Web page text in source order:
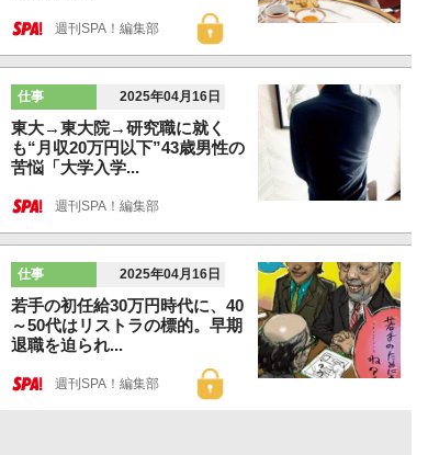
週刊SPA！編集部
仕事 2025年04月16日
東大→東大院→研究職に就く
も“月収20万円以下”43歳男性の
苦悩「大学入学...
週刊SPA！編集部
仕事 2025年04月16日
若手の初任給30万円時代に、40
～50代はリストラの標的。早期
退職を迫られ...
週刊SPA！編集部